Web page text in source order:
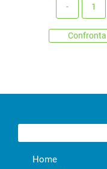
Confronta
Home